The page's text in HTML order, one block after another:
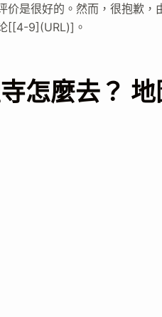
价是很好的。然而，很抱歉
[[4-9](URL)]。
怎麼去？